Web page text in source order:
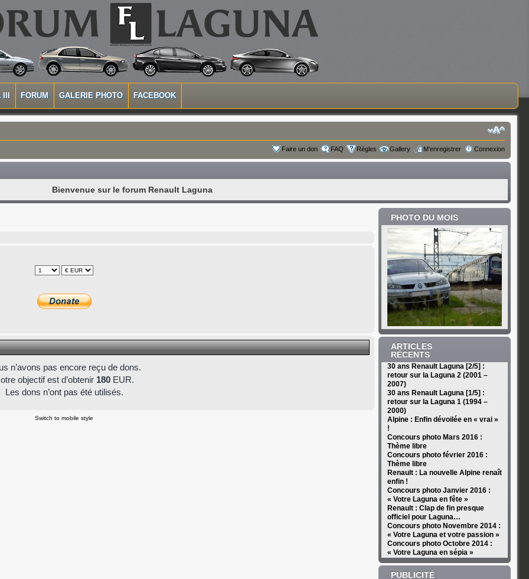
III FORUM GALERIE PHOTO FACEBOOK
Faire un don FAQ Règles Gallery M’enregistrer Connexion
Bienvenue sur le forum Renault Laguna
n’avons pas encore reçu de dons.
objectif est d’obtenir 180 EUR.
Les dons n’ont pas été utilisés.
Switch to mobile style
PHOTO DU MOIS
ARTICLES
RÉCENTS
30 ans Renault Laguna [2/5] :
retour sur la Laguna 2 (2001 –
2007)
30 ans Renault Laguna [1/5] :
retour sur la Laguna 1 (1994 –
2000)
Alpine : Enfin dévoilée en « vrai »
!
Concours photo Mars 2016 :
Thème libre
Concours photo février 2016 :
Thème libre
Renault : La nouvelle Alpine renaît
enfin !
Concours photo Janvier 2016 :
« Votre Laguna en fête »
Renault : Clap de fin presque
officiel pour Laguna…
Concours photo Novembre 2014 :
« Votre Laguna et votre passion »
Concours photo Octobre 2014 :
« Votre Laguna en sépia »
PUBLICITÉ